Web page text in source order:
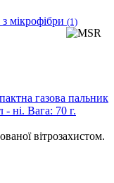
мікрофібри (1)
вітрозахистом.